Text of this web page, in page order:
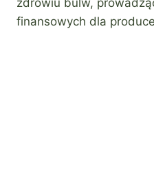
finansowych dla